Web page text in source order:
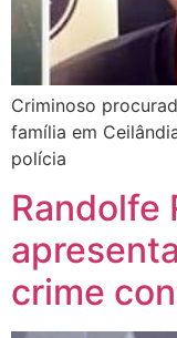
Criminoso
família em
polícia
Randolfe
crime